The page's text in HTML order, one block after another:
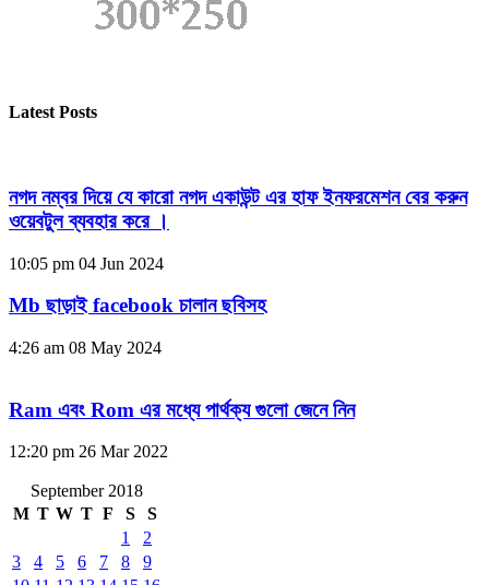
Latest Posts
নগদ নম্বর দিয়ে যে কারো নগদ একাউন্ট এর হাফ ইনফরমেশন বের করুন
ওয়েবটুল ব্যবহার করে ।
10:05 pm 04 Jun 2024
Mb ছাড়াই facebook চালান ছবিসহ
4:26 am 08 May 2024
Ram এবং Rom এর মধ্যে পার্থক্য গুলো জেনে নিন
12:20 pm 26 Mar 2022
September 2018
M T W T F S
S
1
2
3
4 5 6 7 8
9